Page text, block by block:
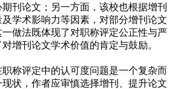
刊论文；另一方面，该校也根据增刊
学术影响力等因素，对部分增刊论文
做法既体现了对职称评定公正性与严
增刊论文学术价值的肯定与鼓励。
称评定中的认可度问题是一个复杂而
状，作者应审慎选择增刊、提升论文